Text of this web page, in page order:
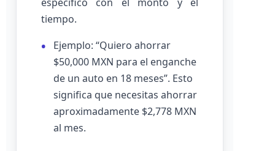
tiempo.
Ejemplo: “Quiero ahorrar
$50,000 MXN para el enganche
de un auto en 18 meses”. Esto
significa que necesitas ahorrar
aproximadamente $2,778 MXN
al mes.